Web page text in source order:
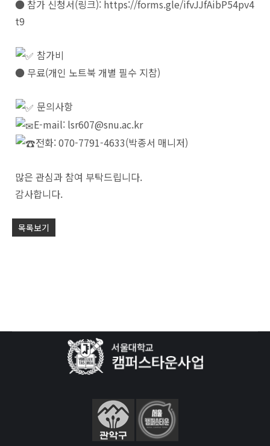
● 참가 신청서(링크): https://forms.gle/ifvJJfAibP54pv4
t9
참가비
● 무료(개인 노트북 개별 필수 지참)
문의사항
E-mail: lsr607@snu.ac.kr
전화: 070-7791-4633(박종서 매니저)
많은 관심과 참여 부탁드립니다.
감사합니다.
목록보기